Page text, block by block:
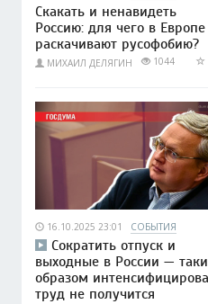
Скакать и ненавидеть
Россию: для чего в Европе
раскачивают русофобию?
МИХАИЛ ДЕЛЯГИН 1044
16.10.2025 23:01 СОБЫТИЯ
Сократить отпуск и
выходные в России —
образом
труд не получится